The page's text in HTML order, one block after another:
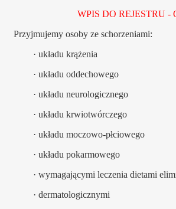
WPIS DO REJESTRU - OD/
Przyjmujemy osoby ze schorzeniami:
· układu krążenia
· układu oddechowego
· układu neurologicznego
· układu krwiotwórczego
· układu moczowo-płciowego
· układu pokarmowego
· wymagającymi leczenia dietami
· dermatologicznymi